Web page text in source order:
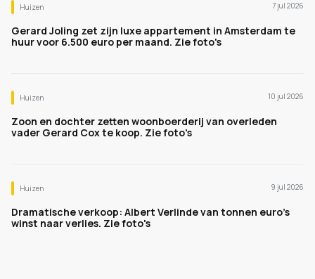
Huizen 7 jul 2026
Gerard Joling zet zijn luxe appartement in Amsterdam te
huur voor 6.500 euro per maand. Zie foto's
Huizen 10 jul 2026
Zoon en dochter zetten woonboerderij van overleden
vader Gerard Cox te koop. Zie foto's
Huizen 9 jul 2026
Dramatische verkoop: Albert Verlinde van tonnen euro's
winst naar verlies. Zie foto's